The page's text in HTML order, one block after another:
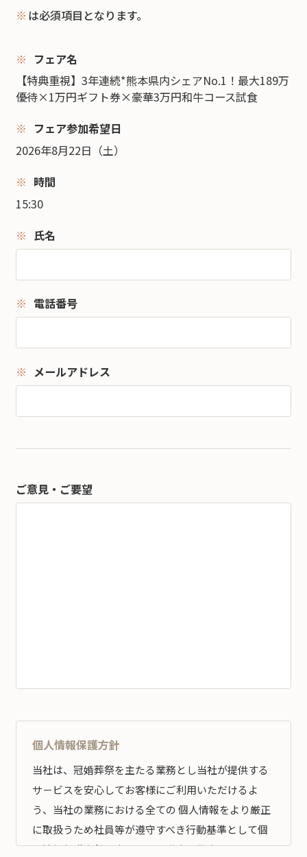
※ は必須項目となります。
フェア名
【特典重視】3年連続*熊本県内シェアNo.1！最大189万
優待×1万円ギフト券×豪華3万円和牛コース試食
フェア参加希望日
2026年8月22日（土）
時間
15:30
氏名
電話番号
メールアドレス
ご意見・ご要望
個人情報保護方針
当社は、冠婚葬祭を主たる業務とし当社が提供する
サ－ビスを安心してお客様にご利用いただけるよ
う、当社の業務における全ての 個人情報をより厳正
に取扱うため社員等が遵守すべき行動基準として個
人情報保護方針を定め、その遵守の徹底を図りま